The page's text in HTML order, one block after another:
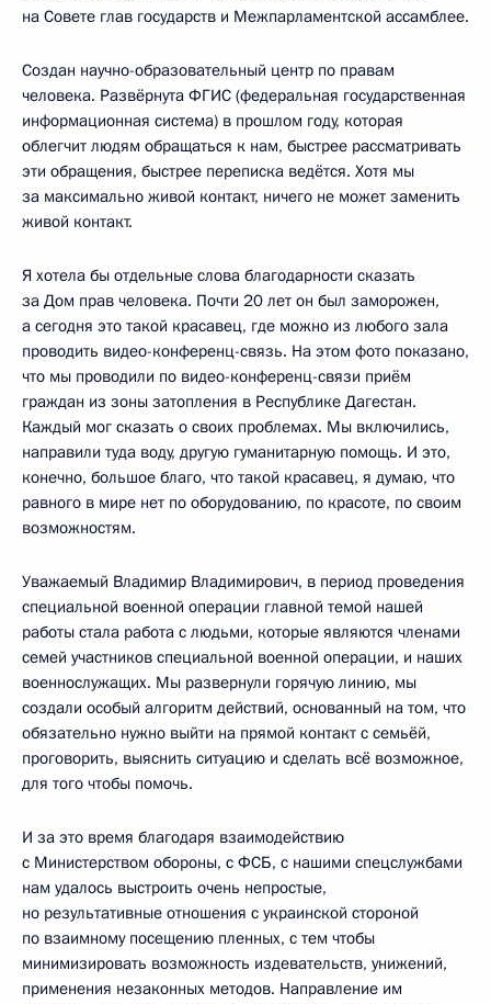
на Совете глав государств и Межпарламентской ассамблее.
Создан научно-образовательный центр по правам
человека. Развёрнута ФГИС (федеральная государственная
информационная система) в прошлом году, которая
облегчит людям обращаться к нам, быстрее рассматривать
эти обращения, быстрее переписка ведётся. Хотя мы
за максимально живой контакт, ничего не может заменить
живой контакт.
Я хотела бы отдельные слова благодарности сказать
за Дом прав человека. Почти 20 лет он был заморожен,
а сегодня это такой красавец, где можно из любого зала
проводить видео-конференц-связь. На этом фото показано,
что мы проводили по видео-конференц-связи приём
граждан из зоны затопления в Республике Дагестан.
Каждый мог сказать о своих проблемах. Мы включились,
направили туда воду, другую гуманитарную помощь. И это,
конечно, большое благо, что такой красавец, я думаю, что
равного в мире нет по оборудованию, по красоте, по своим
возможностям.
Уважаемый Владимир Владимирович, в период проведения
специальной военной операции главной темой нашей
работы стала работа с людьми, которые являются членами
семей участников специальной военной операции, и наших
военнослужащих. Мы развернули горячую линию, мы
создали особый алгоритм действий, основанный на том, что
обязательно нужно выйти на прямой контакт с семьёй,
проговорить, выяснить ситуацию и сделать всё возможное,
для того чтобы помочь.
И за это время благодаря взаимодействию
с Министерством обороны, с ФСБ, с нашими спецслужбами
нам удалось выстроить очень непростые,
но результативные отношения с украинской стороной
по взаимному посещению пленных, с тем чтобы
минимизировать возможность издевательств, унижений,
применения незаконных методов. Направление им